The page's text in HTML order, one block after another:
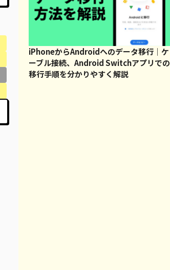
iPhoneからAndroidへのデータ移行｜ケ
ーブル接続、Android Switchアプリでの
移行手順を分かりやすく解説